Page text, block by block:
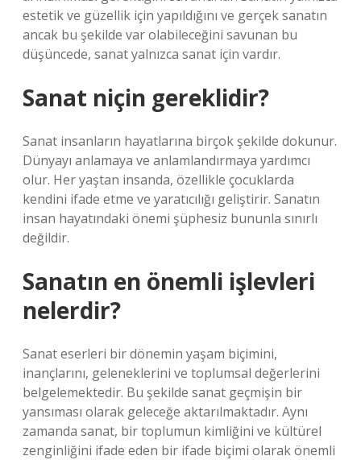
estetik ve güzellik için yapıldığını ve gerçek sanatın
ancak bu şekilde var olabileceğini savunan bu
düşüncede, sanat yalnızca sanat için vardır.
Sanat niçin gereklidir?
Sanat insanların hayatlarına birçok şekilde dokunur.
Dünyayı anlamaya ve anlamlandırmaya yardımcı
olur. Her yaştan insanda, özellikle çocuklarda
kendini ifade etme ve yaratıcılığı geliştirir. Sanatın
insan hayatındaki önemi şüphesiz bununla sınırlı
değildir.
Sanatın en önemli işlevleri
nelerdir?
Sanat eserleri bir dönemin yaşam biçimini,
inançlarını, geleneklerini ve toplumsal değerlerini
belgelemektedir. Bu şekilde sanat geçmişin bir
yansıması olarak geleceğe aktarılmaktadır. Aynı
zamanda sanat, bir toplumun kimliğini ve kültürel
zenginliğini ifade eden bir ifade biçimi olarak önemli